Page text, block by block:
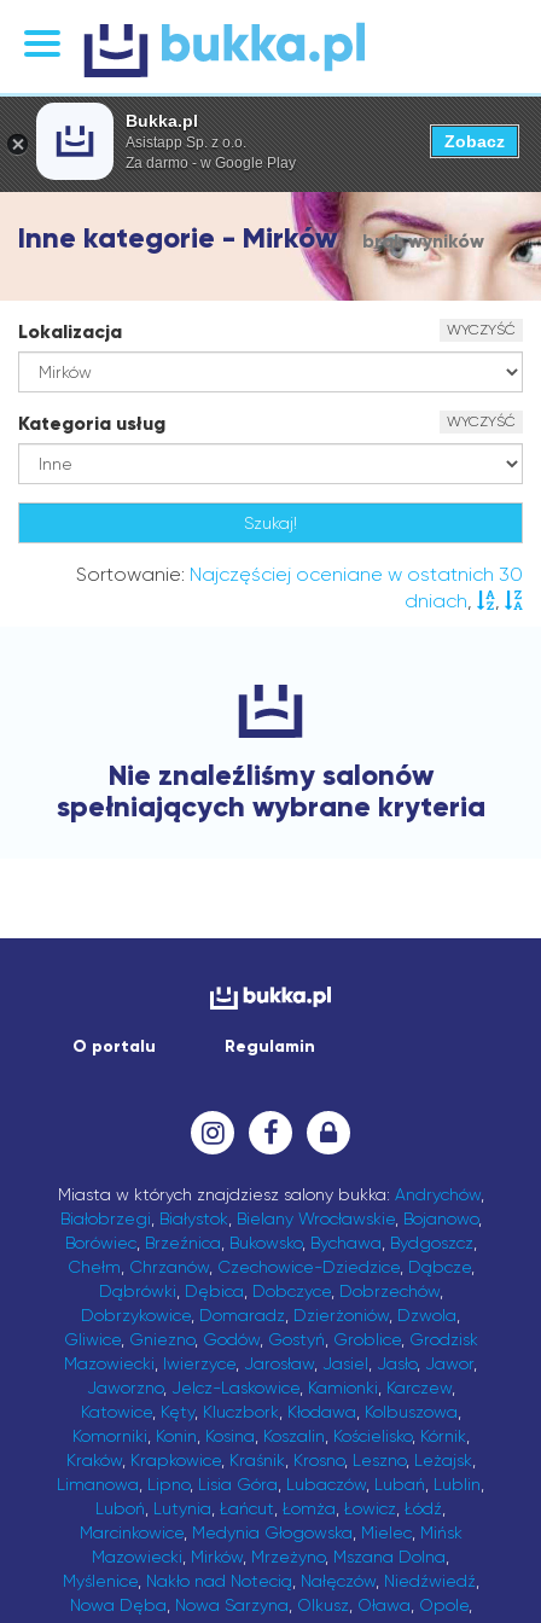
Inne kategorie - Mirków brak wyników
Lokalizacja WYCZYŚĆ
Kategoria usług WYCZYŚĆ
Sortowanie: Najczęściej oceniane w ostatnich 30
dniach, ,
Nie znaleźliśmy salonów
spełniających wybrane kryteria
O portalu Regulamin
Miasta w których znajdziesz salony bukka: Andrychów,
Białobrzegi, Białystok, Bielany Wrocławskie, Bojanowo,
Borówiec, Brzeźnica, Bukowsko, Bychawa, Bydgoszcz,
Chełm, Chrzanów, Czechowice-Dziedzice, Dąbcze,
Dąbrówki, Dębica, Dobczyce, Dobrzechów,
Dobrzykowice, Domaradz, Dzierżoniów, Dzwola,
Gliwice, Gniezno, Godów, Gostyń, Groblice, Grodzisk
Mazowiecki, Iwierzyce, Jarosław, Jasiel, Jasło, Jawor,
Jaworzno, Jelcz-Laskowice, Kamionki, Karczew,
Katowice, Kęty, Kluczbork, Kłodawa, Kolbuszowa,
Komorniki, Konin, Kosina, Koszalin, Kościelisko, Kórnik,
Kraków, Krapkowice, Kraśnik, Krosno, Leszno, Leżajsk,
Limanowa, Lipno, Lisia Góra, Lubaczów, Lubań, Lublin,
Luboń, Lutynia, Łańcut, Łomża, Łowicz, Łódź,
Marcinkowice, Medynia Głogowska, Mielec, Mińsk
Mazowiecki, Mirków, Mrzeżyno, Mszana Dolna,
Myślenice, Nakło nad Notecią, Nałęczów, Niedźwiedź,
Nowa Dęba, Nowa Sarzyna, Olkusz, Oława, Opole,
Bukka.pl
Asistapp Sp. z o.o.
Za darmo - w Google Play
Zobacz